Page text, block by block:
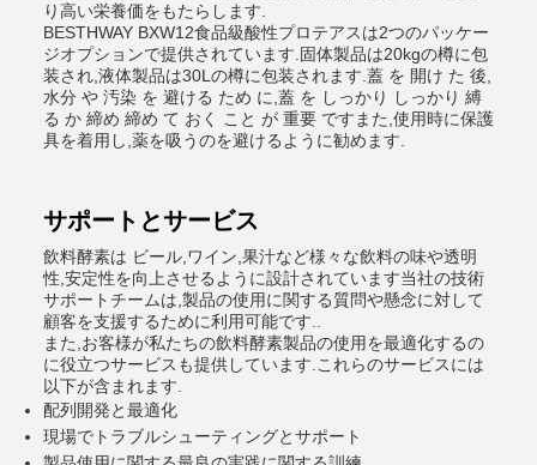
り高い栄養価をもたらします.
BESTHWAY BXW12食品級酸性プロテアスは2つのパッケー
ジオプションで提供されています.固体製品は20kgの樽に包
装され,液体製品は30Lの樽に包装されます.蓋 を 開け た 後,
水分 や 汚染 を 避ける ため に,蓋 を しっかり しっかり 縛
る か 締め 締め て おく こと が 重要 ですまた,使用時に保護
具を着用し,薬を吸うのを避けるように勧めます.
サポートとサービス
飲料酵素は ビール,ワイン,果汁など様々な飲料の味や透明
性,安定性を向上させるように設計されています当社の技術
サポートチームは,製品の使用に関する質問や懸念に対して
顧客を支援するために利用可能です..
また,お客様が私たちの飲料酵素製品の使用を最適化するの
に役立つサービスも提供しています.これらのサービスには
以下が含まれます.
配列開発と最適化
現場でトラブルシューティングとサポート